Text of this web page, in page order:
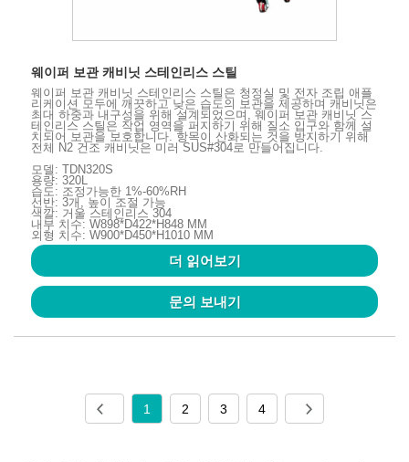
웨이퍼 보관 캐비닛 스테인리스 스틸
웨이퍼 보관 캐비닛 스테인리스 스틸은 청정실 및 전자 조립 애플
리케이션 모두에 깨끗하고 낮은 습도의 보관을 제공하며 캐비닛은
최대 하중과 내구성을 위해 설계되었으며, 웨이퍼 보관 캐비닛 스
테인리스 스틸은 작업 영역을 퍼지하기 위해 질소 입구와 함께 설
치되어 보관을 보호합니다. 항목이 산화되는 것을 방지하기 위해
전체 N2 건조 캐비닛은 미러 SUS#304로 만들어집니다.
모델: TDN320S
용량: 320L
습도: 조정가능한 1%-60%RH
선반: 3개, 높이 조절 가능
색깔: 거울 스테인리스 304
내부 치수: W898*D422*H848 MM
외형 치수: W900*D450*H1010 MM
더 읽어보기
문의 보내기
1 2 3 4